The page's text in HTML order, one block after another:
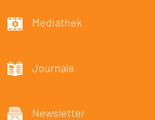
Mediathek
Journale
Newsletter